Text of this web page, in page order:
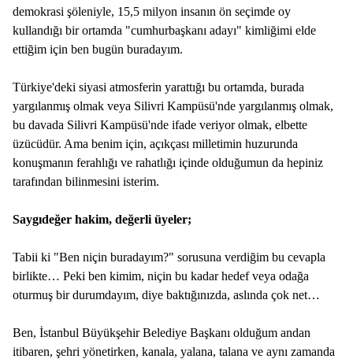
demokrasi şöleniyle, 15,5 milyon insanın ön seçimde oy
kullandığı bir ortamda "cumhurbaşkanı adayı" kimliğimi elde
ettiğim için ben bugün buradayım.
Türkiye'deki siyasi atmosferin yarattığı bu ortamda, burada
yargılanmış olmak veya Silivri Kampüsü'nde yargılanmış olmak,
bu davada Silivri Kampüsü'nde ifade veriyor olmak, elbette
üzücüdür. Ama benim için, açıkçası milletimin huzurunda
konuşmanın ferahlığı ve rahatlığı içinde olduğumun da hepiniz
tarafından bilinmesini isterim.
Saygıdeğer hakim, değerli üyeler;
Tabii ki "Ben niçin buradayım?" sorusuna verdiğim bu cevapla
birlikte… Peki ben kimim, niçin bu kadar hedef veya odağa
oturmuş bir durumdayım, diye baktığınızda, aslında çok net…
Ben, İstanbul Büyükşehir Belediye Başkanı olduğum andan
itibaren, şehri yönetirken, kanala, yalana, talana ve aynı zamanda